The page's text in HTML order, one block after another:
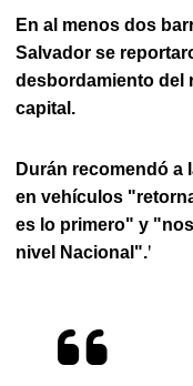
En al menos dos
Salvador se
desbordamiento del
capital.
Durán recomendó a
en vehículos
es lo primero" y
nivel Nacional".'